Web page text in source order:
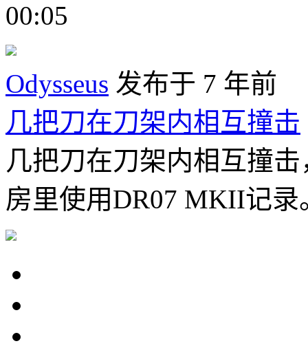
00:05
Odysseus 发布于 7 年前
几把刀在刀架内相互撞击
几把刀在刀架内相互撞
房里使用DR07 MKII记录